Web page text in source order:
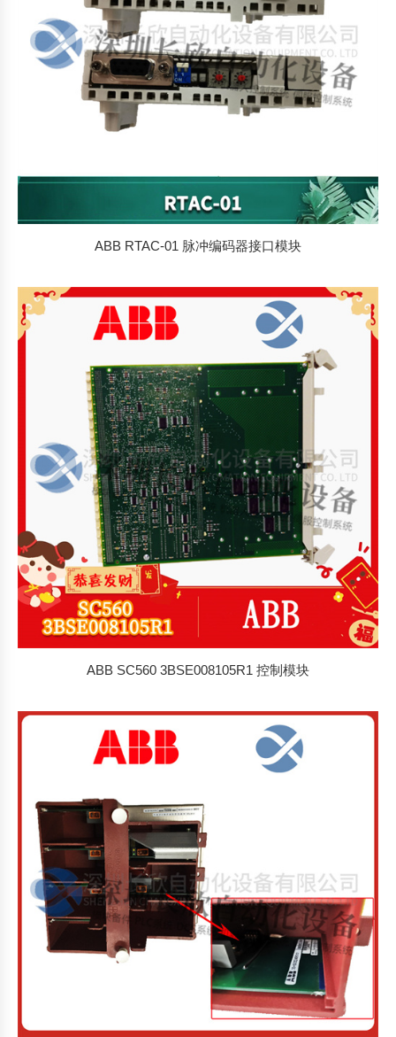
ABB RTAC-01 脉冲编码器接口模块
ABB SC560 3BSE008105R1 控制模块